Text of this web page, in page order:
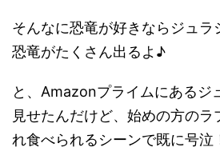
そんなに恐竜が好きならジュラ
恐竜がたくさん出るよ♪
と、Amazonプライムにあるジ
見せたんだけど、始めの方のラ
れ食べられるシーンで既に号泣